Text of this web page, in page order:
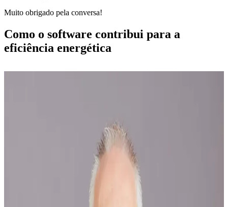
Muito obrigado pela conversa!
Como o software contribui para a
eficiência energética